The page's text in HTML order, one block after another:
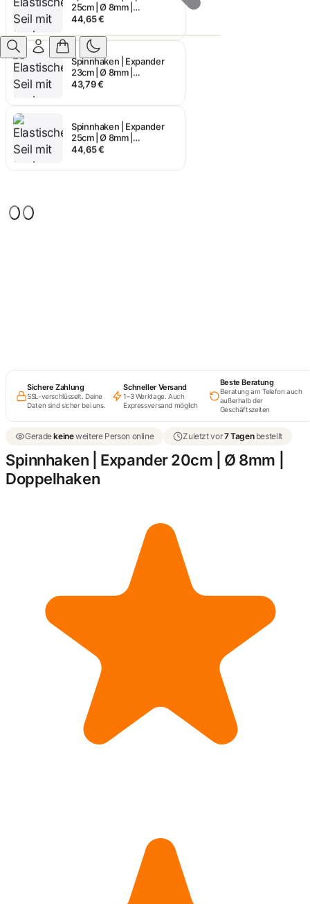
Doppelhaken
44,65 €
Spinnhaken | Expander
23cm | Ø 8mm |
Doppelhaken
43,79 €
Spinnhaken | Expander
25cm | Ø 8mm |
Doppelhaken
44,65 €
Sichere Zahlung
SSL-verschlüsselt. Deine
Daten sind sicher bei uns.
Schneller Versand
1–3 Werktage. Auch
Expressversand möglich
Beste Beratung
Beratung am Telefon auch
außerhalb der
Geschäftszeiten
Geradekeineweitere Person online Zuletzt vor7 Tagenbestellt
Spinnhaken | Expander 20cm | Ø 8mm |
Doppelhaken